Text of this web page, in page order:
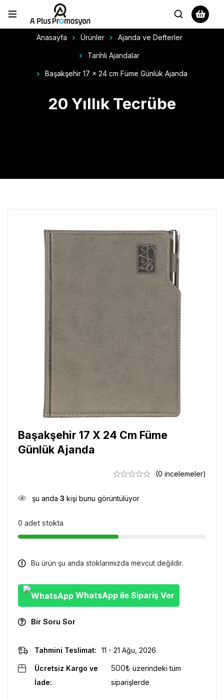
Anasayfa Ürünler Ajanda ve Defterler
Tarihli Ajandalar
Başakşehir 17 x 24 cm Füme Günlük Ajanda
20 Yıllık Tecrübe
Başakşehir 17 X 24 Cm Füme
Günlük Ajanda
(0 incelemeler)
şu anda 3 kişi bunu görüntülüyor
0 adet stokta
Bu ürün şu anda stoklarımızda mevcut değildir.
WhatsApp ile Sipariş Ver
Bir Soru Sor
Tahmini Teslimat: 11 - 21 Ağu, 2026
Ücretsiz Kargo ve
İade:
500₺ üzerindeki tüm
siparişlerde